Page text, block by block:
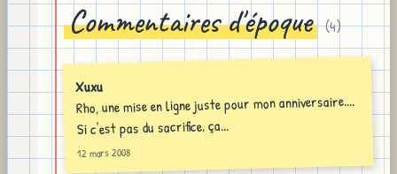
Commentaires d'époque (4)
Xuxu
Rho, une mise en ligne juste pour mon anniversaire....
Si c'est pas du sacrifice, ça...
12 mars 2008